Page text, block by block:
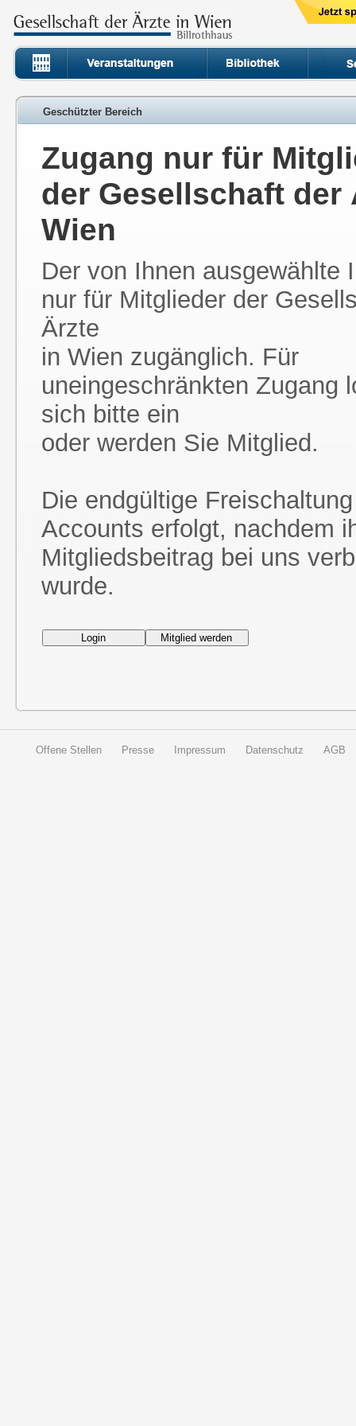
Geschützter Bereich
Zugang nur für
der Gesellschaft der
Wien
Der von Ihnen ausgewählte
nur für Mitglieder der
Ärzte
in Wien zugänglich. Für
uneingeschränkten Zugang
sich bitte ein
oder werden Sie Mitglied.
Die endgültige
Accounts erfolgt, nachdem
Mitgliedsbeitrag bei uns
wurde.
Offene Stellen Presse Impressum Datenschutz AGB